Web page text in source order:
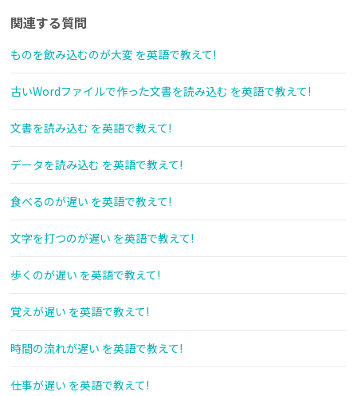
関連する質問
ものを飲み込むのが大変 を英語で教えて!
古いWordファイルで作った文書を読み込む を英語で教えて!
文書を読み込む を英語で教えて!
データを読み込む を英語で教えて!
食べるのが遅い を英語で教えて!
文字を打つのが遅い を英語で教えて!
歩くのが遅い を英語で教えて!
覚えが遅い を英語で教えて!
時間の流れが遅い を英語で教えて!
仕事が遅い を英語で教えて!